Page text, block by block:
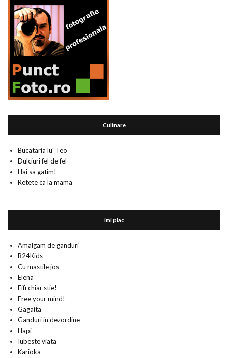
Culinare
Bucataria lu' Teo
Dulciuri fel de fel
Hai sa gatim!
Retete ca la mama
imi plac
Amalgam de ganduri
B24Kids
Cu mastile jos
Elena
Fifi chiar stie!
Free your mind!
Gagaita
Ganduri in dezordine
Hapi
Iubeste viata
Karioka